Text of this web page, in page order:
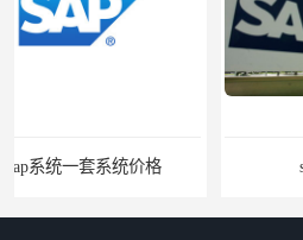
sap系统售价